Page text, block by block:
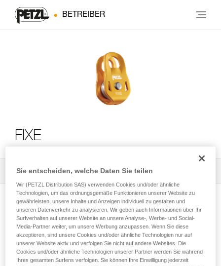
BETREIBER
FIXE
Alle technischen Anwendungen 2
Das Übersetzungsverhältnis eines
Sie entscheiden, welche Daten Sie teilen
Wir (PETZL Distribution SAS) verwenden Cookies und/oder ähnliche
Technologien, um das ordnungsgemäße Funktionieren unserer Website zu
gewährleisten, unsere Inhalte und Anzeigen individuell zu gestalten und
unseren Datenverkehr zu analysieren. Wir geben auch Informationen über Ihr
Surfverhalten auf unserer Website an unsere Analyse-, Werbe- und Social-
Media-Partner weiter, um unsere Werbung anzupassen. Wenn Sie diese
akzeptieren, sind unsere Cookies und/oder ähnliche Technologien nur auf
unserer Website aktiv und verfolgen Sie nicht auf andere Websites. Die
Cookies und/oder ähnliche Technologien unserer Partner werden Sie während
Ihres gesamten Surfens verfolgen. Sie können Ihre Einwilligung jederzeit